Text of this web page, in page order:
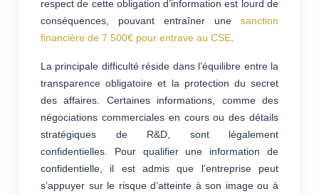
respect de cette obligation d’information est lourd de
conséquences, pouvant entraîner une sanction
financière de 7 500€ pour entrave au CSE
La principale difficulté réside dans l’équilibre entre la
transparence obligatoire et la protection du secret
des affaires. Certaines informations, comme des
négociations commerciales en cours ou des détails
stratégiques de R&D, sont légalement
confidentielles. Pour qualifier une information de
confidentielle, il est admis que l’entreprise peut
s’appuyer sur le risque d’atteinte à son image ou à